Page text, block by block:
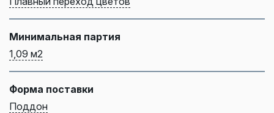
Минимальная партия
1,09 м2
Форма поставки
Поддон